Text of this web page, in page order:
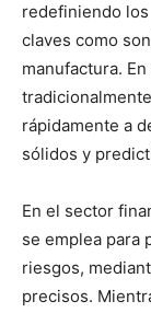
redefiniendo
claves como
manufactura.
rápidamente a
sólidos y
En el sector
se emplea para
riesgos,
precisos.